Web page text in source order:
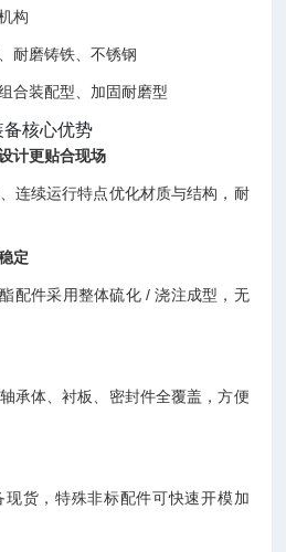
构
耐磨铸铁、不锈钢
合装配型、加固耐磨型
核心优势
计更贴合现场
连续运行特点优化材质与结构，耐
定
配件采用整体硫化 / 浇注成型，无
承体、衬板、密封件全覆盖，方便
货，特殊非标配件可快速开模加